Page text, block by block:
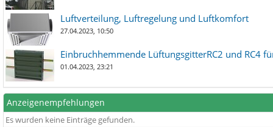
Luftverteilung, Luftregelung und Luftkomfort
27.04.2023, 10:50
Einbruchhemmende LüftungsgitterRC2 und RC4
01.04.2023, 23:21
Anzeigenempfehlungen
Es wurden keine Einträge gefunden.